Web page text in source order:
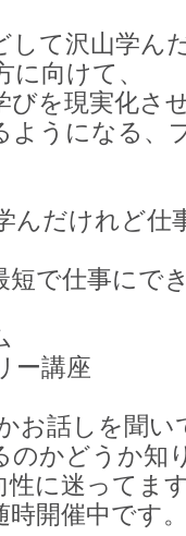
して沢山学ん
向けて、
びを現実化さ
ようになる、
んだけれど仕
短で仕事にで
ー講座
お話しを聞
のかどうか知
性に迷ってま
時開催中です